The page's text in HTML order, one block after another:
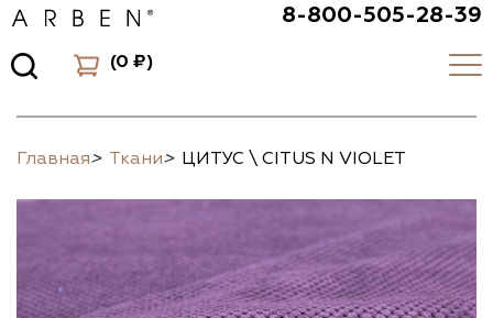
8-800-505-28-39
(0 ₽)
Главная> Ткани> ЦИТУС \ CITUS N VIOLET